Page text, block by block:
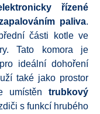
řízené
paliva.
části kotle ve
Tato komora je
ideální dohoření
také jako prostor
umístěn trubkový
s funkcí hrubého